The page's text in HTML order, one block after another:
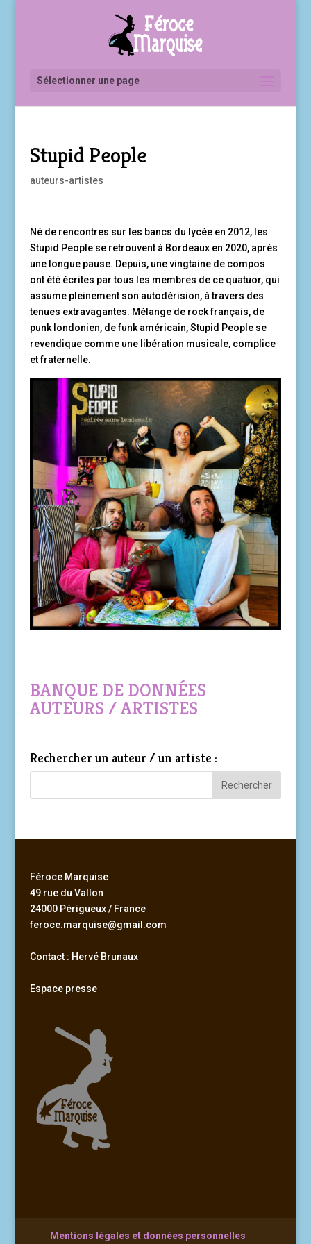
Sélectionner une page
Stupid People
auteurs-artistes
Né de rencontres sur les bancs du lycée en 2012, les
Stupid People se retrouvent à Bordeaux en 2020, après
une longue pause. Depuis, une vingtaine de compos
ont été écrites par tous les membres de ce quatuor, qui
assume pleinement son autodérision, à travers des
tenues extravagantes. Mélange de rock français, de
punk londonien, de funk américain, Stupid People se
revendique comme une libération musicale, complice
et fraternelle.
BANQUE DE DONNÉES
AUTEURS / ARTISTES
Rechercher un auteur / un artiste :
Féroce Marquise
49 rue du Vallon
24000 Périgueux / France
feroce.marquise@gmail.com
Contact : Hervé Brunaux
Espace presse
Mentions légales et données personnelles